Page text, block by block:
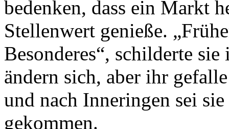
bedenken, dass ein Markt
Stellenwert genieße.
Besonderes“, schilderte
ändern sich, aber ihr
und nach Inneringen sei
gekommen.